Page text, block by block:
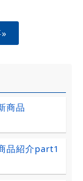
商品
品紹介part1